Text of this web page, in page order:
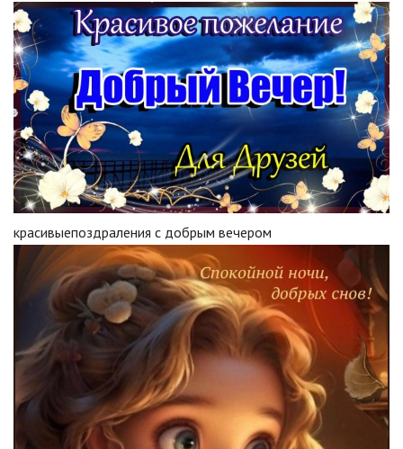
красивыепоздраления с добрым вечером